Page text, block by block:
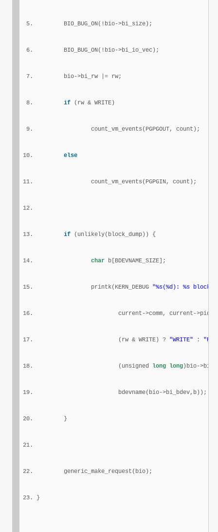
BIO_BUG_ON(!bio->bi_size);
BIO_BUG_ON(!bio->bi_io_vec);
bio->bi_rw |= rw;
if (rw & WRITE)
count_vm_events(PGPGOUT, count);
else
count_vm_events(PGPGIN, count);
if (unlikely(block_dump)) {
char b[BDEVNAME_SIZE];
printk(KERN_DEBUG "%s(%d): %s block
current->comm, current->pid,
(rw & WRITE) ? "WRITE" :
(unsigned long long )bio-
bdevname(bio->bi_bdev,b));
}
generic_make_request(bio);
}